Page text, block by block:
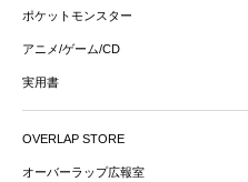
ポケットモンスター
アニメ/ゲーム/CD
実用書
OVERLAP STORE
オーバーラップ広報室